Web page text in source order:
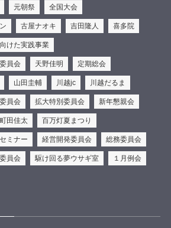
社）川越青年会議所
弾🎊
✨時の鐘マンだ🦸‍♂️
カフェ彩乃菓』様に行ってきたぞ
元朝祭 全国大会
古屋ナオキ 吉田隆人 喜多院
けた実践事業
員会 天野佳明 定期総会
山田圭輔 川越jc 川越だるま
員会 拡大特別委員会 新年懇親会
町田佳太 百万灯夏まつり
ミナー 経営開発委員会 総務委員会
員会 駆け回る夢ウサギ室 １月例会